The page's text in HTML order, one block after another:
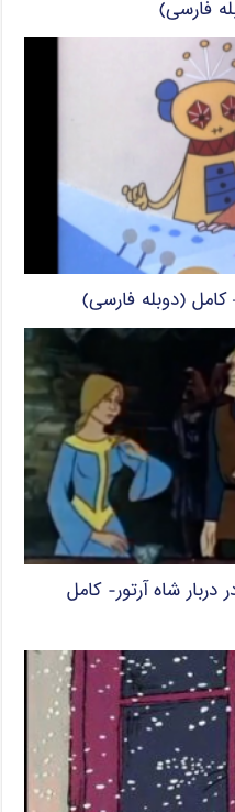
فارسی)
(دوبله فارسی)
شاه آرتور- کامل